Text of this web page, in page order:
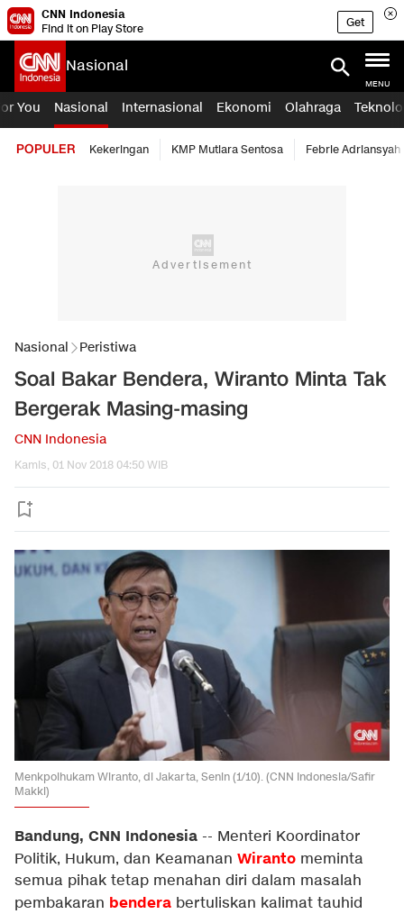
CNN Indonesia
Find it on Play Store
Get
Nasional
MENU
You Nasional Internasional Ekonomi Olahraga
POPULER Kekeringan KMP Mutiara Sentosa Febrie Adriansyah
Nasional Peristiwa
Soal Bakar Bendera, Wiranto Minta Tak
Bergerak Masing-masing
CNN Indonesia
Kamis, 01 Nov 2018 04:50 WIB
Menkpolhukam Wiranto, di Jakarta, Senin (1/10). (CNN Indonesia/Safir
Makki)
Bandung, CNN Indonesia -- Menteri Koordinator
Politik, Hukum, dan Keamanan Wiranto meminta
semua pihak tetap menahan diri dalam masalah
pembakaran bendera bertuliskan kalimat tauhid